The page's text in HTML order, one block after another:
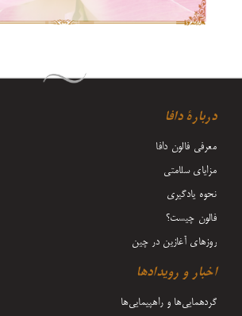
دربارۀ دافا
معرفی فالون دافا
مزایای سلامتی
نحوه یادگیری
فالون چیست؟
روزهای آغازین در چین
اخبار و رویدادها
گردهمایی‌ها و راهپیمایی‌ها